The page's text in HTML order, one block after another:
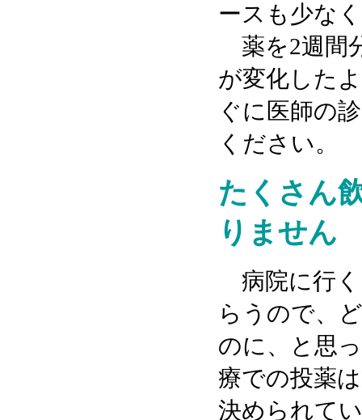
ースも少な
薬を2週間
が変化した
ぐに医師の
ください。
たくさん
りません
病院に行く
らうので、
のに、と思
療での投薬
決められて